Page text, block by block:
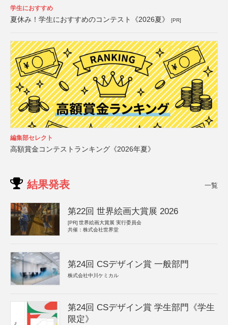
学生におすすめ
夏休み！学生におすすめのコンテスト《2026夏》 [PR]
編集部セレクト
高額賞金コンテストランキング《2026年夏》
結果発表 一覧
第22回 世界絵画大賞展 2026
[PR] 世界絵画大賞展 実行委員会
共催：株式会社世界堂
第24回 CSデザイン賞 一般部門
株式会社中川ケミカル
第24回 CSデザイン賞 学生部門《学生
限定》